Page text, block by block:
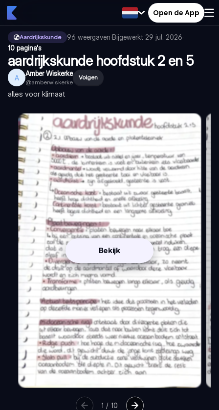
Open de App
Aardrijkskunde 96 weergaven·Bijgewerkt 29 jul. 2026·
10 pagina's
aardrijkskunde hoofdstuk 2 en 5
A Amber Wiskerke
@amberwiskerke
Volgen
alles voor klimaat
Bekijk
1 / 10